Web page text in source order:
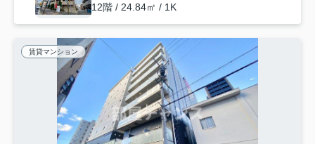
12階 / 24.84㎡ / 1K
賃貸マンション